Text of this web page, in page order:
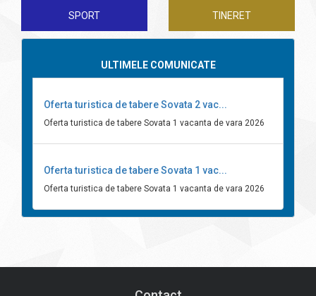
SPORT TINERET
ULTIMELE COMUNICATE
Oferta turistica de tabere Sovata 2 vac...
Oferta turistica de tabere Sovata 1 vacanta de vara 2026
Oferta turistica de tabere Sovata 1 vac...
Oferta turistica de tabere Sovata 1 vacanta de vara 2026